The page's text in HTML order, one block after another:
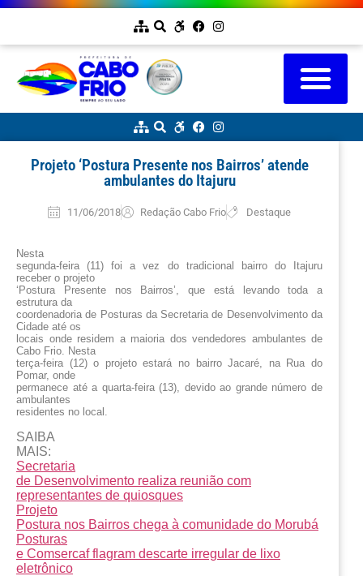
Projeto ‘Postura Presente nos Bairros’ atende
ambulantes do Itajuru
11/06/2018 Redação Cabo Frio Destaque
Nesta
segunda-feira (11) foi a vez do tradicional bairro do Itajuru
receber o projeto
‘Postura Presente nos Bairros’, que está levando toda a
estrutura da
coordenadoria de Posturas da Secretaria de Desenvolvimento da
Cidade até os
locais onde residem a maioria dos vendedores ambulantes de
Cabo Frio. Nesta
terça-feira (12) o projeto estará no bairro Jacaré, na Rua do
Pomar, onde
permanece até a quarta-feira (13), devido ao grande número de
ambulantes
residentes no local.
SAIBA
MAIS:
Secretaria
de Desenvolvimento realiza reunião com
representantes de quiosques
Projeto
Postura nos Bairros chega à comunidade do Morubá
Posturas
e Comsercaf flagram descarte irregular de lixo
eletrônico